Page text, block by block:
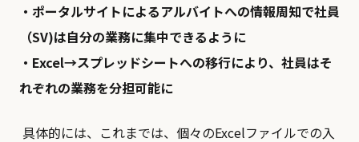
・ポータルサイトによるアルバイトへの情報周知で社員
（SV)は自分の業務に集中できるように
・Excel→スプレッドシートへの移行により、社員はそ
れぞれの業務を分担可能に
具体的には、これまでは、個々のExcelファイルでの入